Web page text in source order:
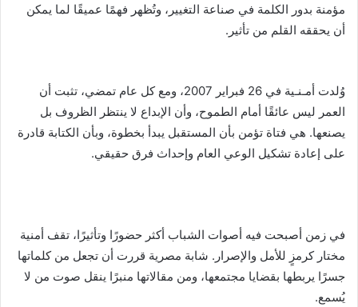
مؤمنة بدور الكلمة في صناعة التغيير، وتُظهر فهمًا عميقًا لما يمكن
أن يحققه القلم من تأثير.
وُلدت أمـنـية في 26 فبراير 2007، ومع كل عام تمضي، تثبت أن
العمر ليس عائقًا أمام الطموح، وأن الإبداع لا ينتظر الظروف بل
يصنعها. هي فتاة تؤمن بأن المستقبل يبدأ بخطوة، وبأن الكتابة قادرة
على إعادة تشكيل الوعي العام وإحداث فرق حقيقي.
في زمن أصبحت فيه أصوات الشباب أكثر حضورًا وتأثيرًا، تقف أمنية
مختار كرمزٍ للأمل والإصرار. شابة مصرية قررت أن تجعل من كلماتها
جسرًا يربطها بقضايا مجتمعها، ومن مقالاتها منبرًا ينقل صوت من لا
يُسمع.